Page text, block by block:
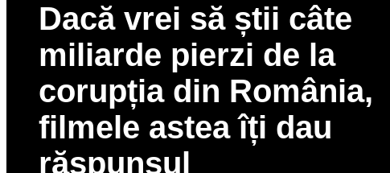
Dacă vrei să știi câte
miliarde pierzi de la
corupția din România,
filmele astea îți dau
răspunsul